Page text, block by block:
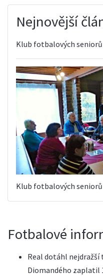
Nejnovější
Klub fotbalových seniorů
Klub fotbalových seniorů
Fotbalové
Real dotáhl nejdražší
Diomandého zaplatil